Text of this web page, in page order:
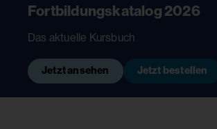
Fortbildungskatalog 2026
Das aktuelle Kursbuch
Jetzt ansehen Jetzt bestellen